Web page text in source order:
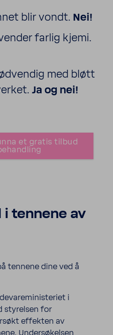
blir vondt. Nei!
farlig kjemi.
med bløtt
Ja og nei!
et gratis tilbud
i tennene av
tennene dine ved å
i
styrelsen for
effekten av
Undersøkelsen